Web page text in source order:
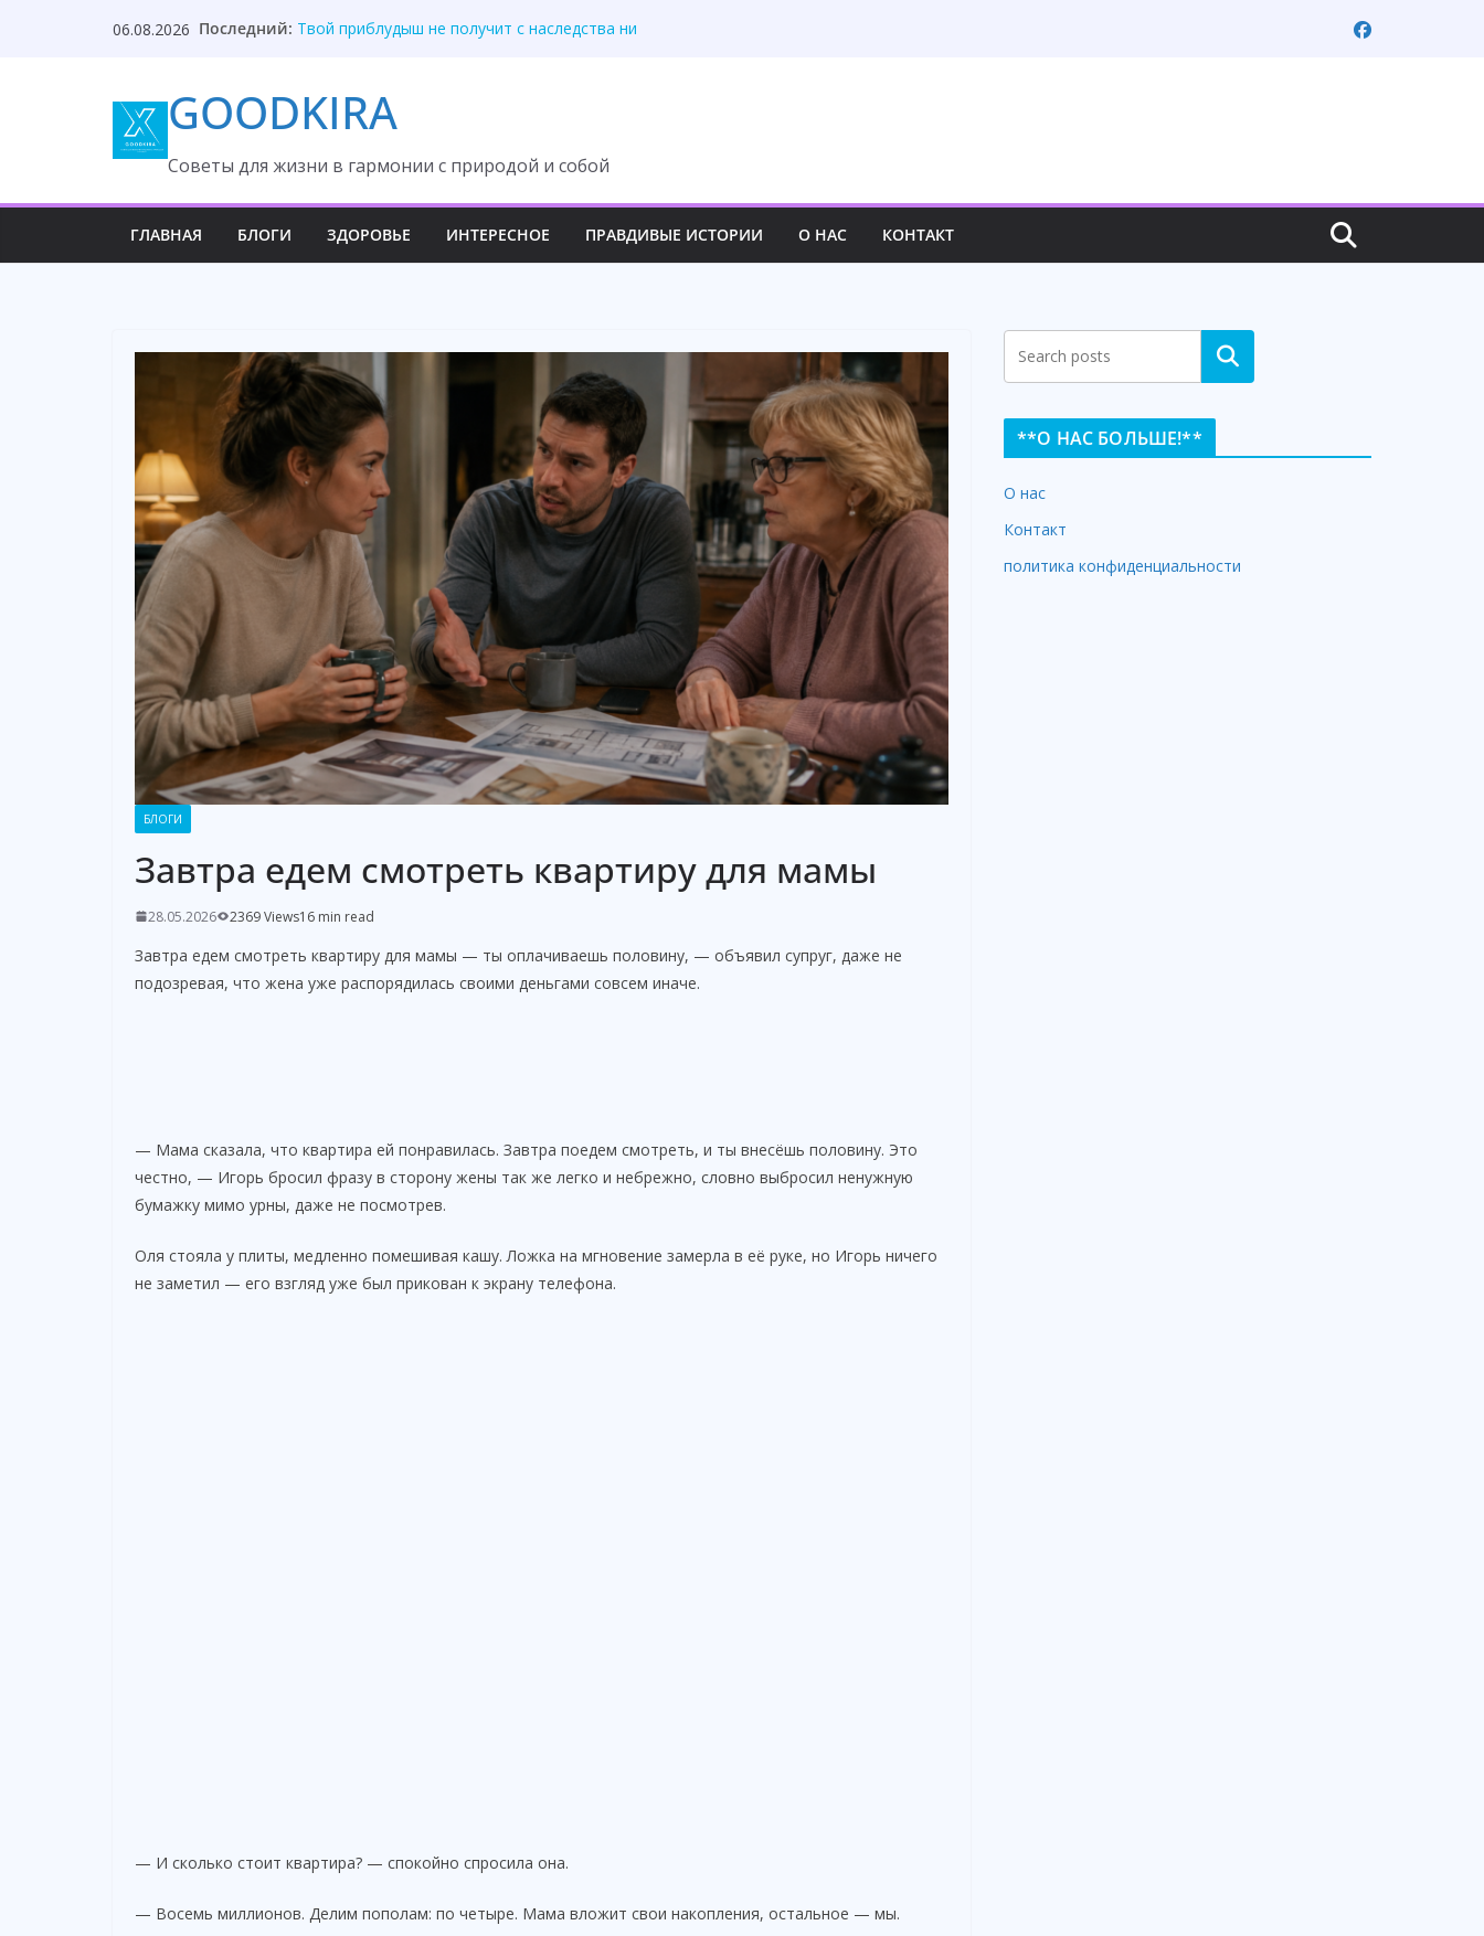
06.08.2026 Последний: Твой приблудыш не получит с наследства ни
Она ждала измену, но встретила правду
После унижения невестка изменила свою жизнь
GOODKIRA
Cоветы для жизни в гармонии с природой и собой
ГЛАВНАЯ БЛОГИ ЗДОРОВЬЕ ИНТЕРЕСНОЕ ПРАВДИВЫЕ ИСТОРИИ О НАС КОНТАКТ
БЛОГИ
Завтра едем смотреть квартиру для мамы
28.05.2026 2369 Views16 min read
Завтра едем смотреть квартиру для мамы — ты оплачиваешь половину, — объявил супруг, даже не
подозревая, что жена уже распорядилась своими деньгами совсем иначе.
— Мама сказала, что квартира ей понравилась. Завтра поедем смотреть, и ты внесёшь половину. Это
честно, — Игорь бросил фразу в сторону жены так же легко и небрежно, словно выбросил ненужную
бумажку мимо урны, даже не посмотрев.
Оля стояла у плиты, медленно помешивая кашу. Ложка на мгновение замерла в её руке, но Игорь ничего
не заметил — его взгляд уже был прикован к экрану телефона.
— И сколько стоит квартира? — спокойно спросила она.
— Восемь миллионов. Делим пополам: по четыре. Мама вложит свои накопления, остальное — мы.
Search
**О НАС БОЛЬШЕ!**
О нас
Контакт
политика конфиденциальности